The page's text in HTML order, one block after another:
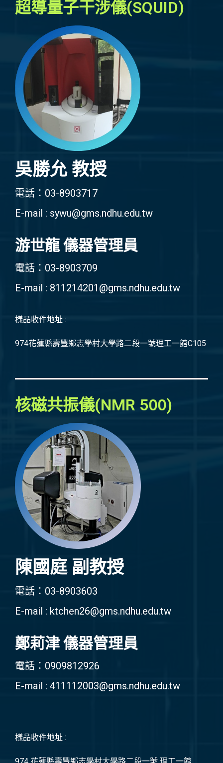
超導量子干涉儀(SQUID)
吳勝允 教授
電話：03-8903717
E-mail : sywu@gms.ndhu.edu.tw
游世龍 儀器管理員
電話：03-8903709
E-mail : 811214201@gms.ndhu.edu.tw
樣品收件地址 :
974花蓮縣壽豐鄉志學村大學路二段一號理工一館C105
核磁共振儀(NMR 500)
陳國庭 副教授
電話：03-8903603
E-mail : ktchen26@gms.ndhu.edu.tw
鄭莉津 儀器管理員
電話：0909812926
E-mail : 411112003@gms.ndhu.edu.tw
樣品收件地址 :